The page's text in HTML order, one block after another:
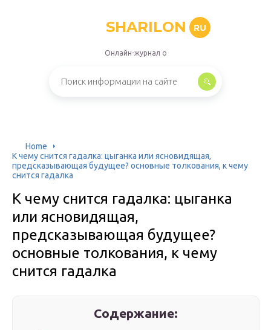
SHARILON RU
Онлайн-журнал о
Home
К чему снится гадалка: цыганка или ясновидящая,
предсказывающая будущее? основные толкования, к чему
снится гадалка
К чему снится гадалка: цыганка
или ясновидящая,
предсказывающая будущее?
основные толкования, к чему
снится гадалка
Содержание: